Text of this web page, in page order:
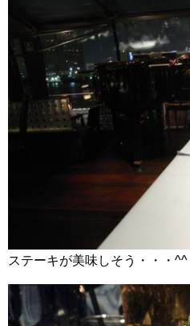
ステーキが美味しそう・・・^^